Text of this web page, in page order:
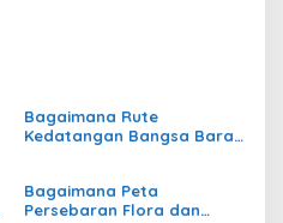
Bagaimana Rute
Kedatangan Bangsa Barat
Bagaimana Peta
Persebaran Flora dan